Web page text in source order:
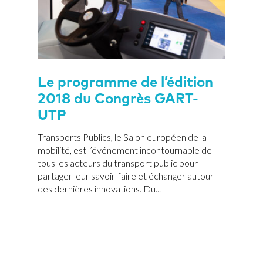
Le programme de l’édition
2018 du Congrès GART-
UTP
Transports Publics, le Salon européen de la
mobilité, est l’événement incontournable de
tous les acteurs du transport public pour
partager leur savoir-faire et échanger autour
des dernières innovations. Du...